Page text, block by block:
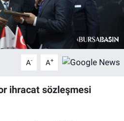
A- A+
ihracat sözleşmesi